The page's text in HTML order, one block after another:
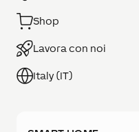
Shop
Lavora con noi
Italy (IT)